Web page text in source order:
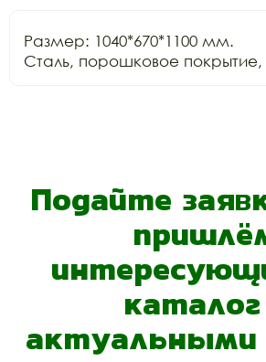
Размер: 1040*670*1100 мм.
Сталь, порошковое покрытие,
Подайте
актуальными